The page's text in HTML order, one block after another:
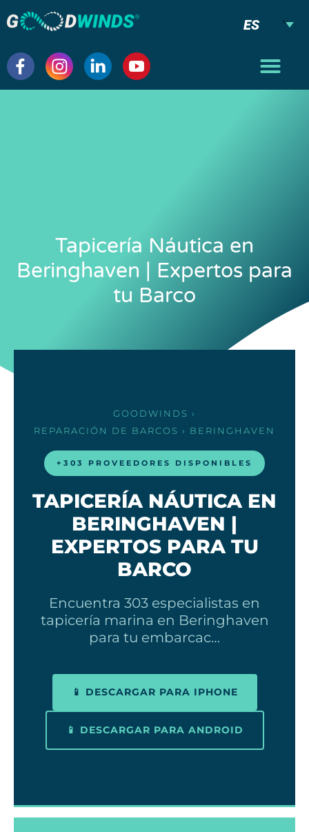
ES
Tapicería Náutica en
Beringhaven | Expertos para
tu Barco
GOODWINDS ›
REPARACIÓN DE BARCOS › BERINGHAVEN
+303 PROVEEDORES DISPONIBLES
TAPICERÍA NÁUTICA EN
BERINGHAVEN |
EXPERTOS PARA TU
BARCO
Encuentra 303 especialistas en
tapicería marina en Beringhaven
para tu embarcac…
📱 DESCARGAR PARA IPHONE
📱 DESCARGAR PARA ANDROID